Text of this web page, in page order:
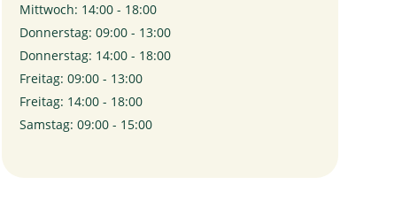
Mittwoch: 14:00 - 18:00
Donnerstag: 09:00 - 13:00
Donnerstag: 14:00 - 18:00
Freitag: 09:00 - 13:00
Freitag: 14:00 - 18:00
Samstag: 09:00 - 15:00